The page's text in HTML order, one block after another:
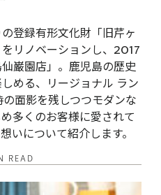
登録有形文化財「旧芹ヶ
リノベーションし、2017
巌園店」。鹿児島の歴史
める、リージョナル ラン
の面影を残しつつモダンな
多くのお客様に愛されて
いについて紹介します。
READ